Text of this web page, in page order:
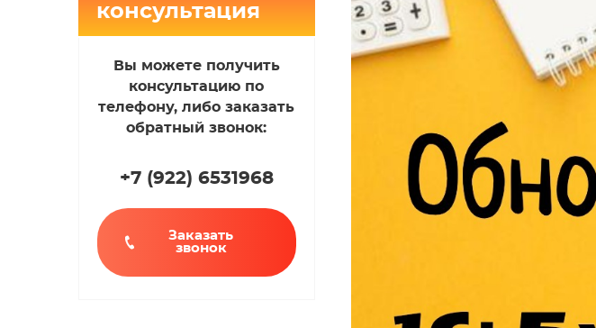
консультация
Вы можете получить
консультацию по
телефону, либо заказать
обратный звонок:
+7 (922) 6531968
Заказать
звонок